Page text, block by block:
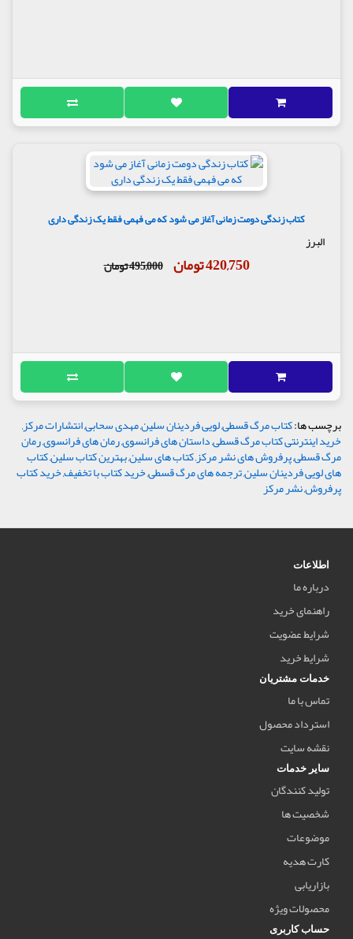
کتاب زندگی دومت زمانی آغاز می شود که می فهمی فقط یک زندگی داری
البرز
420,750 تومان 495,000 تومان
برچسب ها:کتاب مرگ قسطی,لویی فردینان سلین,مهدی سحابی,انتشارات مرکز,
خرید اینترنتی کتاب مرگ قسطی,داستان های فرانسوی,رمان های فرانسوی,رمان
مرگ قسطی,پرفروش های نشر مرکز,کتاب های سلین,بهترین کتاب سلین,کتاب
های لویی فردینان سلین,ترجمه های مرگ قسطی,خرید کتاب با تخفیف,خرید کتاب
پرفروش,نشر مرکز
اطلاعات
درباره ما
راهنمای خرید
شرایط عضویت
شرایط خرید
خدمات مشتریان
تماس با ما
استرداد محصول
نقشه سایت
سایر خدمات
تولید کنندگان
شخصیت ها
موضوعات
کارت هدیه
بازاریابی
محصولات ویژه
حساب کاربری